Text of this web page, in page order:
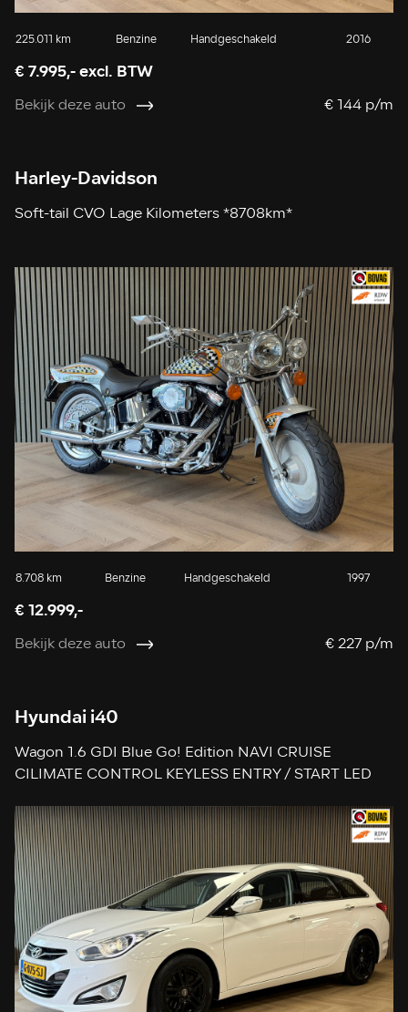
225.011 km Benzine Handgeschakeld 2016
€ 7.995,- excl. BTW
Bekijk deze auto € 144 p/m
Harley-Davidson
Soft-tail CVO Lage Kilometers *8708km*
8.708 km Benzine Handgeschakeld 1997
€ 12.999,-
Bekijk deze auto € 227 p/m
Hyundai i40
Wagon 1.6 GDI Blue Go! Edition NAVI CRUISE
CILIMATE CONTROL KEYLESS ENTRY / START LED